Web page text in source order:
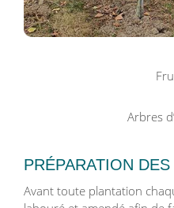
Arbres
PRÉPARATION
Avant toute plantation